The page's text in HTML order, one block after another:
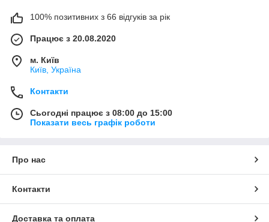
100% позитивних з 66 відгуків за рік
Працює з 20.08.2020
м. Київ
Київ, Україна
Контакти
Сьогодні працює з 08:00 до 15:00
Показати весь графік роботи
Про нас
Контакти
Доставка та оплата